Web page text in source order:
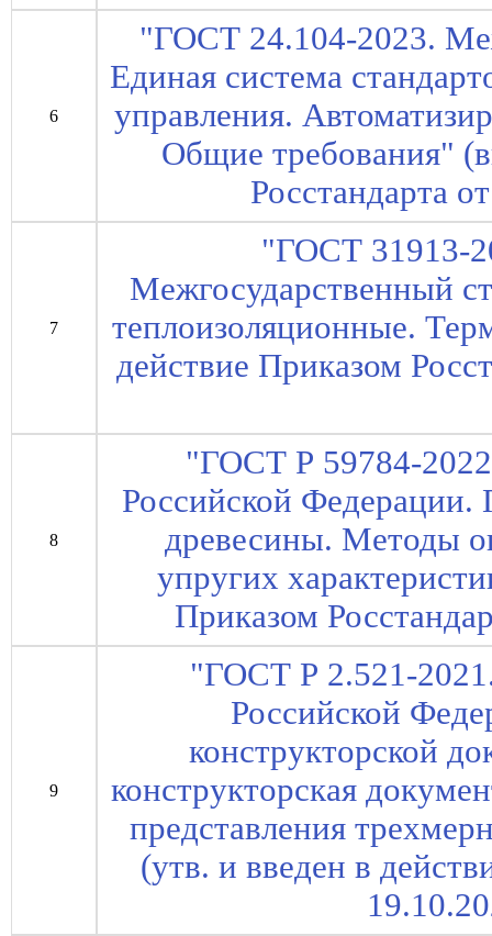
6
"ГОСТ 24.104-2023.
Единая система
управления.
Общие требования"
Росстандарта
7
"ГОСТ 31913-
Межгосударственный
теплоизоляционные.
действие Приказом
8
"ГОСТ Р 59784-
Российской Федерации.
древесины. Методы
упругих
Приказом
9
"ГОСТ Р 2.521-
Российской
конструкторской
конструкторская
представления
(утв. и введен в